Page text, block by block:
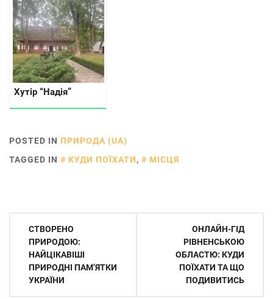
Хутір “Надія”
POSTED IN ПРИРОДА (UA)
TAGGED IN
КУДИ ПОЇХАТИ, МІСЦЯ
Навігація
записів
СТВОРЕНО
ПРИРОДОЮ:
НАЙЦІКАВІШІ
ПРИРОДНІ ПАМ’ЯТКИ
УКРАЇНИ
ОНЛАЙН-ГІД
РІВНЕНСЬКОЮ
ОБЛАСТЮ: КУДИ
ПОЇХАТИ ТА ЩО
ПОДИВИТИСЬ